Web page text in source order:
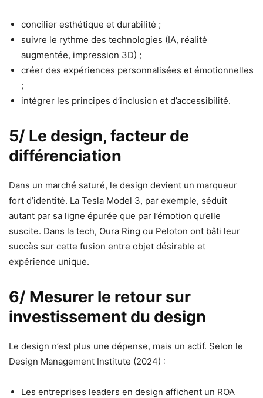
concilier esthétique et durabilité ;
suivre le rythme des technologies (IA, réalité
augmentée, impression 3D) ;
créer des expériences personnalisées et émotionnelles
;
intégrer les principes d’inclusion et d’accessibilité.
5/ Le design, facteur de
différenciation
Dans un marché saturé, le design devient un marqueur
fort d’identité. La Tesla Model 3, par exemple, séduit
autant par sa ligne épurée que par l’émotion qu’elle
suscite. Dans la tech, Oura Ring ou Peloton ont bâti leur
succès sur cette fusion entre objet désirable et
expérience unique.
6/ Mesurer le retour sur
investissement du design
Le design n’est plus une dépense, mais un actif. Selon le
Design Management Institute (2024) :
Les entreprises leaders en design affichent un ROA